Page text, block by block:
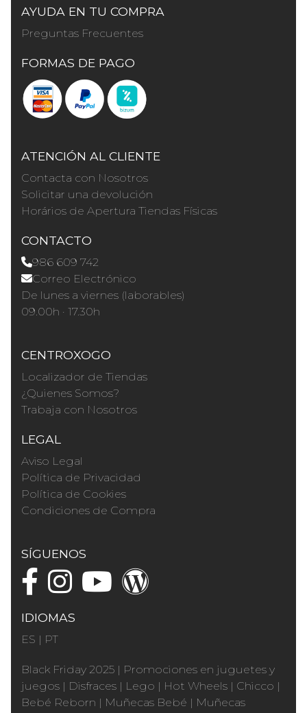
AYUDA EN TU COMPRA
Preguntas Frecuentes
FORMAS DE PAGO
ATENCIÓN AL CLIENTE
Contacta con Nosotros
Solicitar una devolución
Horários de Apertura Tiendas Físicas
CONTACTO
986 609 742
Correo Electrónico
De lunes a viernes (laborables)
09.00h · 17.30h
CENTROXOGO
Localizador de Tiendas
¿Quienes Somos?
Trabaja con Nosotros
LEGAL
Aviso Legal
Política de Privacidad
Política de Cookies
Condiciones de Compra
SÍGUENOS
IDIOMAS
ES | PT
Black Friday 2025 | Promociones en juguetes y
juegos | Disfraces | Lego | Hot Wheels | Chicco |
Bebé Reborn | Muñecas Bebé | Muñecas